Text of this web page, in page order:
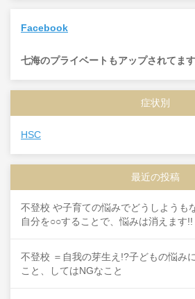
Facebook
七海のプライベートもアップされてます
症状別
HSC
最近の投稿
不登校 や子育ての悩みでどうしようも
自分を○○することで、悩みは消えます!!
不登校 ＝自我の芽生え!?子どもの悩み
こと、してはNGなこと